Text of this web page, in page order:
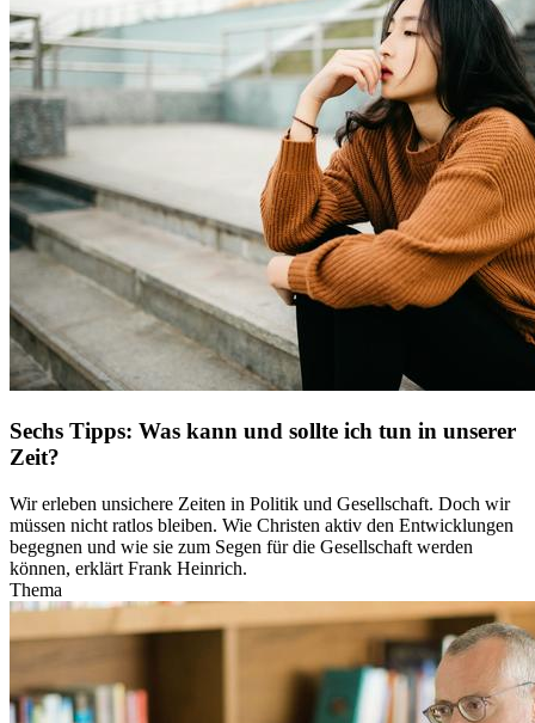
Sechs Tipps: Was kann und sollte ich tun in unserer
Zeit?
Wir erleben unsichere Zeiten in Politik und Gesellschaft. Doch wir
müssen nicht ratlos bleiben. Wie Christen aktiv den Entwicklungen
begegnen und wie sie zum Segen für die Gesellschaft werden
können, erklärt Frank Heinrich.
Thema